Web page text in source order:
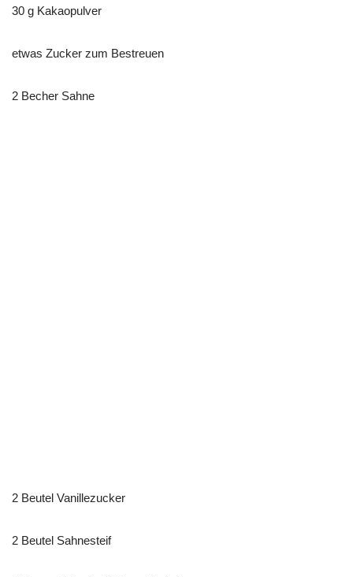
30 g Kakaopulver
etwas Zucker zum Bestreuen
2 Becher Sahne
2 Beutel Vanillezucker
2 Beutel Sahnesteif